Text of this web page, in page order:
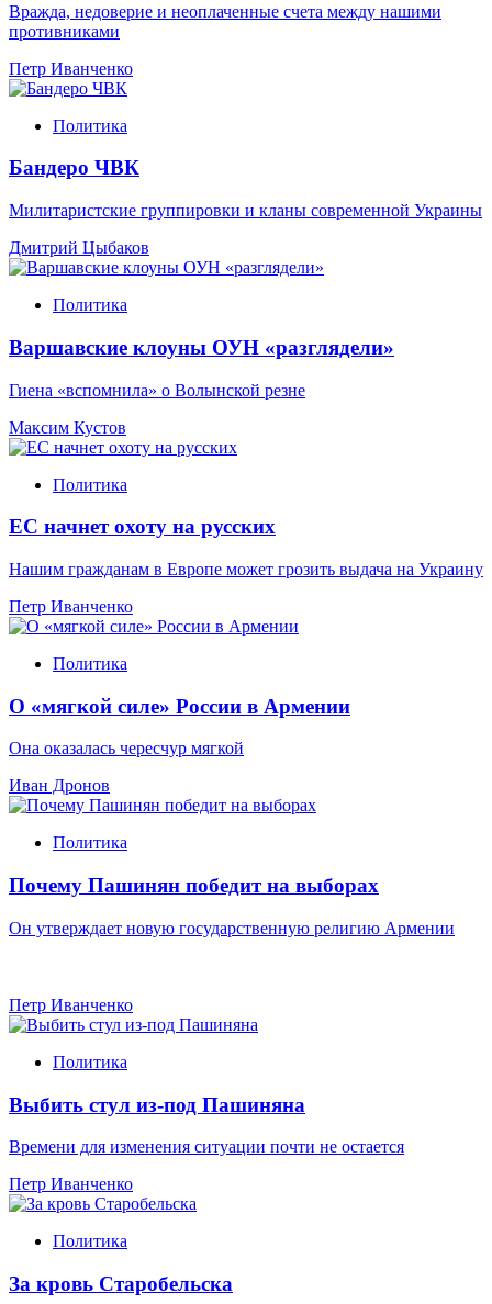
Вражда, недоверие и неоплаченные счета между нашими
противниками
Петр Иванченко
Политика
Бандеро ЧВК
Милитаристские группировки и кланы современной Украины
Дмитрий Цыбаков
Политика
Варшавские клоуны ОУН «разглядели»
Гиена «вспомнила» о Волынской резне
Максим Кустов
Политика
ЕС начнет охоту на русских
Нашим гражданам в Европе может грозить выдача на Украину
Петр Иванченко
Политика
О «мягкой силе» России в Армении
Она оказалась чересчур мягкой
Иван Дронов
Политика
Почему Пашинян победит на выборах
Он утверждает новую государственную религию Армении
Петр Иванченко
Политика
Выбить стул из-под Пашиняна
Времени для изменения ситуации почти не остается
Петр Иванченко
Политика
За кровь Старобельска